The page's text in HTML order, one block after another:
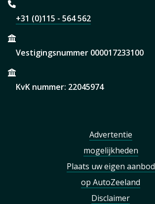
+31 (0)115 - 564 562
Vestigingsnummer 000017233100
KvK nummer: 22045974
Advertentie
mogelijkheden
Plaats uw eigen aanbod
op AutoZeeland
Disclaimer